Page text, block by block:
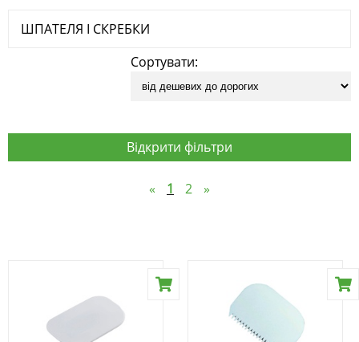
ШПАТЕЛЯ І СКРЕБКИ
Сортувати:
Відкрити фільтри
« 1 2 »